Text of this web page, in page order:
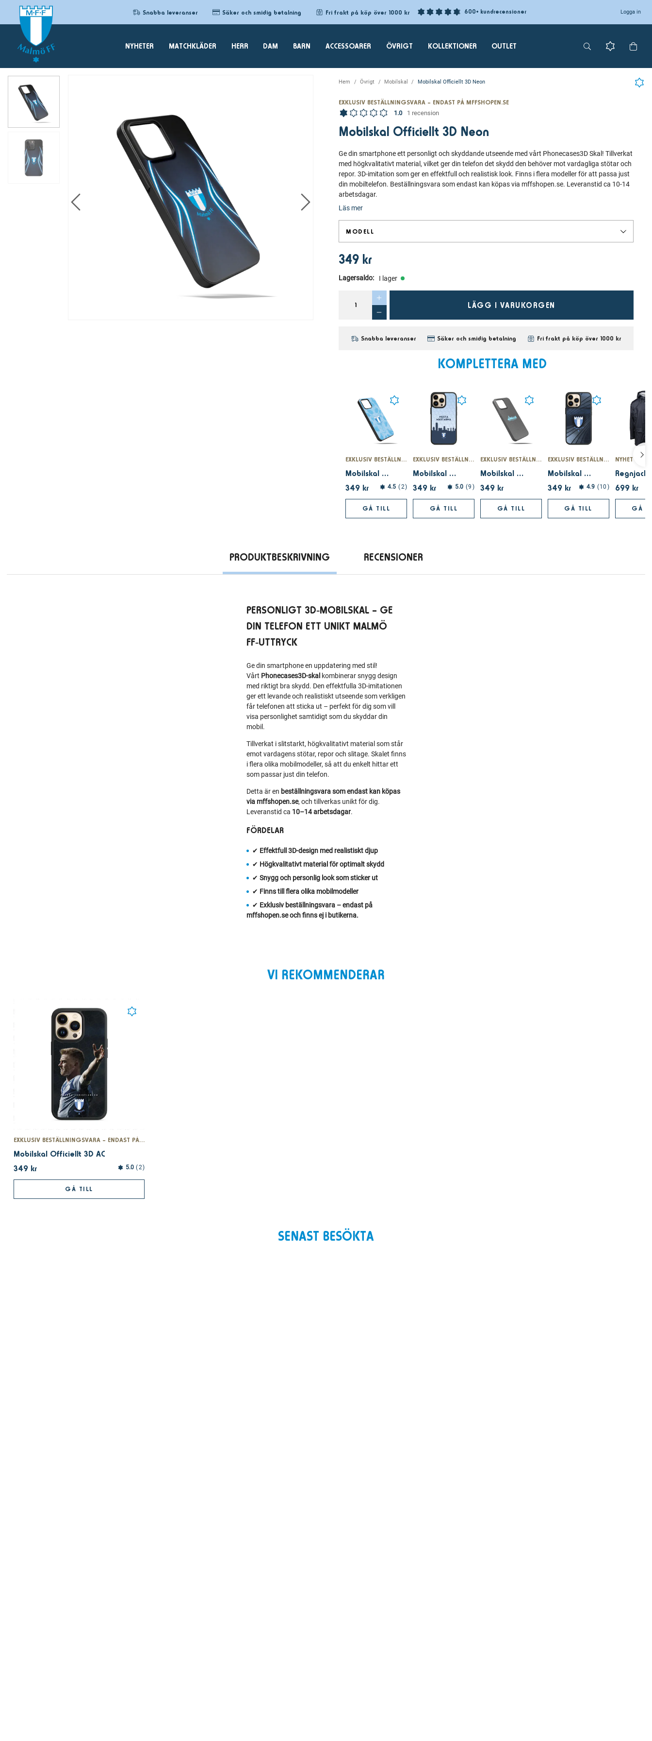
Snabba leveranser Säker och smidig betalning Fri frakt på köp över 1000 kr 600+ kundrecensioner Logga in
NYHETER MATCHKLÄDER HERR DAM BARN ACCESSOARER ÖVRIGT KOLLEKTIONER OUTLET
Hem Övrigt Mobilskal Mobilskal Officiellt 3D Neon
EXKLUSIV BESTÄLLNINGSVARA – ENDAST PÅ MFFSHOPEN.SE
1.0
1 recension
Mobilskal Officiellt 3D Neon
Ge din smartphone ett personligt och skyddande utseende med vårt Phonecases3D Skal! Tillverkat
med högkvalitativt material, vilket ger din telefon det skydd den behöver mot vardagliga stötar och
repor. 3D-imitation som ger en effektfull och realistisk look. Finns i flera modeller för att passa just
din mobiltelefon. Beställningsvara som endast kan köpas via mffshopen.se. Leveranstid ca 10-14
arbetsdagar.
Läs mer
MODELL
349 kr
Lagersaldo: I lager
LÄGG I VARUKORGEN
Snabba leveranser Säker och smidig betalning Fri frakt på köp över 1000 kr
KOMPLETTERA MED
EXKLUSIV BESTÄLLNINGSVARA – ENDAST PÅ MFFSHOPEN.SE
Mobilskal Officiellt 3D Pattern
349 kr
4.5 2
GÅ TILL
EXKLUSIV BESTÄLLNINGSVARA – ENDAST PÅ MFFSHOPEN.SE
Mobilskal Officiellt 3D Siluett
349 kr
5.0 9
GÅ TILL
EXKLUSIV BESTÄLLNINGSVARA – ENDAST PÅ MFFSHOPEN.SE
Mobilskal Officiellt svart Mesta mästarna
349 kr
GÅ TILL
EXKLUSIV BESTÄLLNINGSVARA – ENDAST PÅ MFFSHOPEN.SE
Mobilskal Officiellt 3D Stadion
349 kr
4.9 10
GÅ TILL
NYHET
Regnjacka
699 kr
GÅ
PRODUKTBESKRIVNING RECENSIONER
PERSONLIGT 3D‑MOBILSKAL – GE
DIN TELEFON ETT UNIKT MALMÖ
FF‑UTTRYCK
Ge din smartphone en uppdatering med stil!
Vårt Phonecases3D‑skal kombinerar snygg design
med riktigt bra skydd. Den effektfulla 3D‑imitationen
ger ett levande och realistiskt utseende som verkligen
får telefonen att sticka ut – perfekt för dig som vill
visa personlighet samtidigt som du skyddar din
mobil.
Tillverkat i slitstarkt, högkvalitativt material som står
emot vardagens stötar, repor och slitage. Skalet finns
i flera olika mobilmodeller, så att du enkelt hittar ett
som passar just din telefon.
Detta är en beställningsvara som endast kan köpas
via mffshopen.se, och tillverkas unikt för dig.
Leveranstid ca 10–14 arbetsdagar.
FÖRDELAR
✔ Effektfull 3D‑design med realistiskt djup
✔ Högkvalitativt material för optimalt skydd
✔ Snygg och personlig look som sticker ut
✔ Finns till flera olika mobilmodeller
✔ Exklusiv beställningsvara – endast på
mffshopen.se och finns ej i butikerna.
VI REKOMMENDERAR
EXKLUSIV BESTÄLLNINGSVARA – ENDAST PÅ MFFSHOPEN.SE
Mobilskal Officiellt 3D AC
349 kr
5.0 2
GÅ TILL
SENAST BESÖKTA